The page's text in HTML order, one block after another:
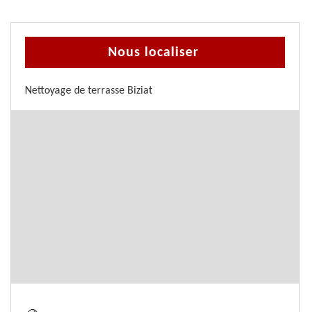
Nous localiser
Nettoyage de terrasse Biziat